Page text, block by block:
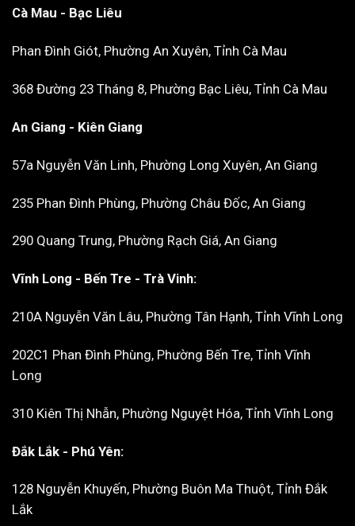
Cà Mau - Bạc Liêu
Phan Đình Giót, Phường An Xuyên, Tỉnh Cà Mau
368 Đường 23 Tháng 8, Phường Bạc Liêu, Tỉnh Cà Mau
An Giang - Kiên Giang
57a Nguyễn Văn Linh, Phường Long Xuyên, An Giang
235 Phan Đình Phùng, Phường Châu Đốc, An Giang
290 Quang Trung, Phường Rạch Giá, An Giang
Vĩnh Long - Bến Tre - Trà Vinh:
210A Nguyễn Văn Lâu, Phường Tân Hạnh, Tỉnh Vĩnh Long
202C1 Phan Đình Phùng, Phường Bến Tre, Tỉnh Vĩnh
Long
310 Kiên Thị Nhẫn, Phường Nguyệt Hóa, Tỉnh Vĩnh Long
Đắk Lắk - Phú Yên:
128 Nguyễn Khuyến, Phường Buôn Ma Thuột, Tỉnh Đắk
Lắk